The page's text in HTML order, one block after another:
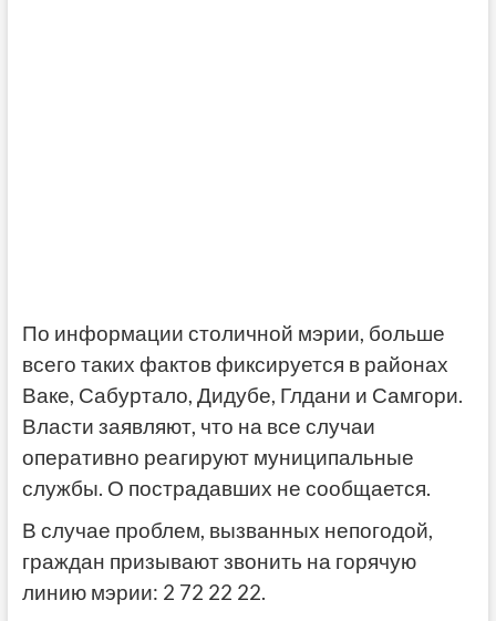
По информации столичной мэрии, больше
всего таких фактов фиксируется в районах
Ваке, Сабуртало, Дидубе, Глдани и Самгори.
Власти заявляют, что на все случаи
оперативно реагируют муниципальные
службы. О пострадавших не сообщается.
В случае проблем, вызванных непогодой,
граждан призывают звонить на горячую
линию мэрии: 2 72 22 22.